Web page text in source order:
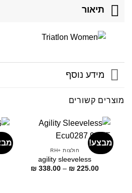
תיאור
מידע נוסף
מוצרים קשורים
מבצע!
חולצות +RH
agility sleeveless
₪ 225.00
–
₪ 338.00
דילוג